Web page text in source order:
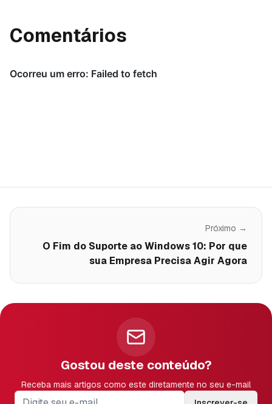
Comentários
Próximo →
O Fim do Suporte ao Windows 10: Por que
sua Empresa Precisa Agir Agora
Gostou deste conteúdo?
Receba mais artigos como este diretamente no seu e-mail